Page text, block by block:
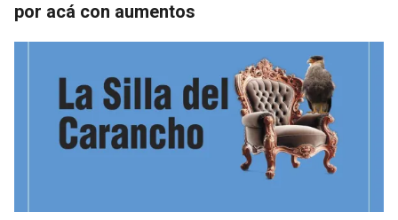
por acá con aumentos